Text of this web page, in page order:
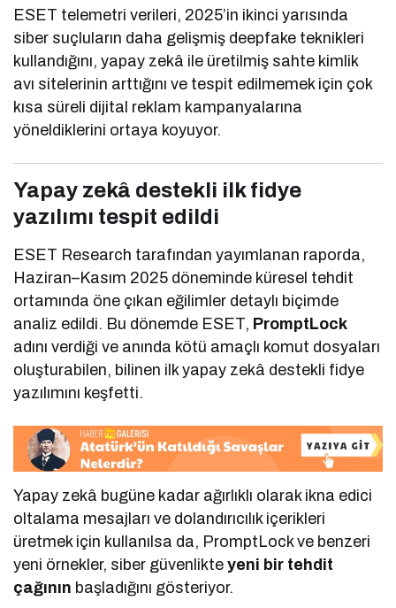
ESET telemetri verileri, 2025’in ikinci yarısında
siber suçluların daha gelişmiş deepfake teknikleri
kullandığını, yapay zekâ ile üretilmiş sahte kimlik
avı sitelerinin arttığını ve tespit edilmemek için çok
kısa süreli dijital reklam kampanyalarına
yöneldiklerini ortaya koyuyor.
Yapay zekâ destekli ilk fidye
yazılımı tespit edildi
ESET Research tarafından yayımlanan raporda,
Haziran–Kasım 2025 döneminde küresel tehdit
ortamında öne çıkan eğilimler detaylı biçimde
analiz edildi. Bu dönemde ESET, PromptLock
adını verdiği ve anında kötü amaçlı komut dosyaları
oluşturabilen, bilinen ilk yapay zekâ destekli fidye
yazılımını keşfetti.
Yapay zekâ bugüne kadar ağırlıklı olarak ikna edici
oltalama mesajları ve dolandırıcılık içerikleri
üretmek için kullanılsa da, PromptLock ve benzeri
yeni örnekler, siber güvenlikteyeni bir tehdit
çağının başladığını gösteriyor.